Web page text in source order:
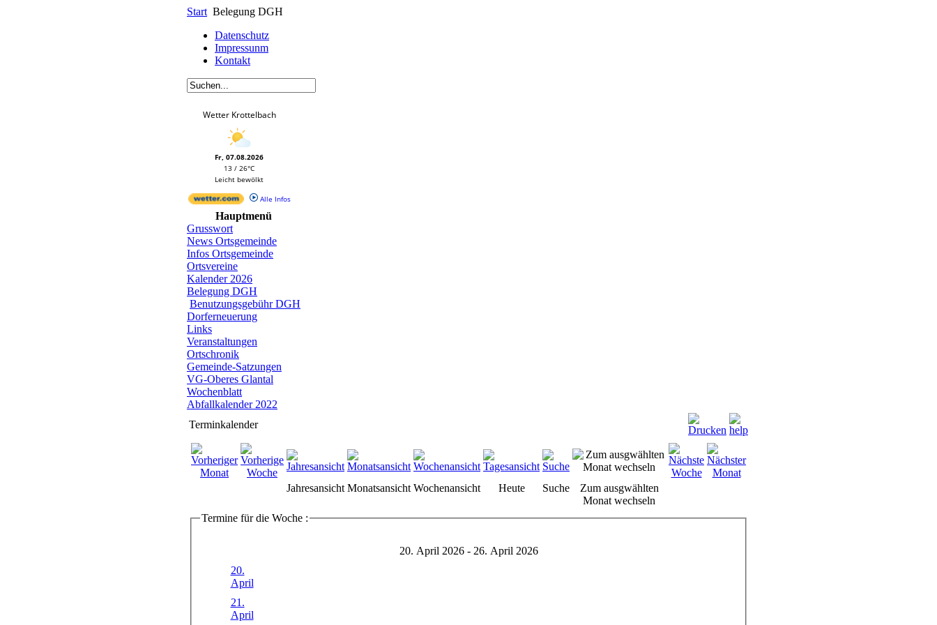
Start Belegung DGH
Datenschutz
Impressunm
Kontakt
Wetter Krottelbach
Fr, 07.08.2026
13 / 26°C
Leicht bewölkt
Alle Infos
Hauptmenü
Grusswort
News Ortsgemeinde
Infos Ortsgemeinde
Ortsvereine
Kalender 2026
Belegung DGH
Benutzungsgebühr DGH
Dorferneuerung
Links
Veranstaltungen
Ortschronik
Gemeinde-Satzungen
VG-Oberes Glantal
Wochenblatt
Abfallkalender 2022
Terminkalender
Jahresansicht Monatsansicht Wochenansicht Heute Suche
Zum ausgwählten
Monat wechseln
Termine für die Woche :
20. April 2026 - 26. April 2026
20.
April
21.
April